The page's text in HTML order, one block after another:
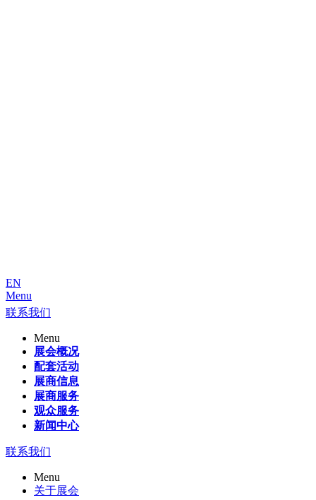
EN
Menu
联系我们
Menu
展会概况
配套活动
展商信息
展商服务
观众服务
新闻中心
联系我们
Menu
关于展会